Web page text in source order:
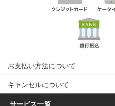
お支払い方法について
キャンセルについて